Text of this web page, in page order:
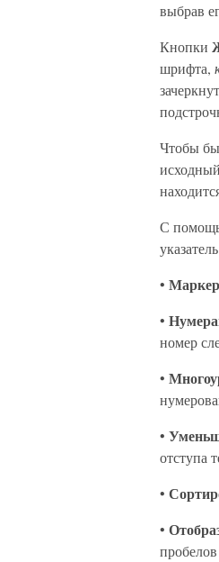
выбрав
Кнопки
шрифта,
Чтобы
С
•
•
номер
•
•
отступа
•
•